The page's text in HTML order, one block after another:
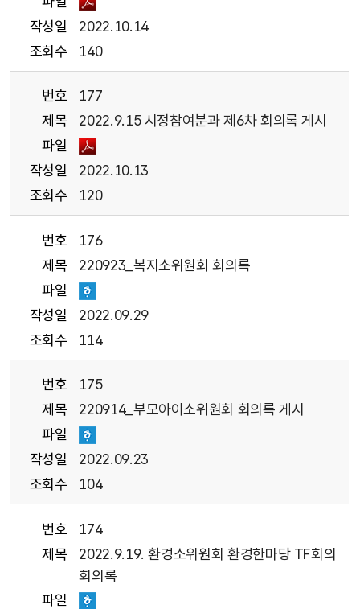
작성일
2022.10.14
조회수
140
번호
177
제목
2022.9.15 시정참여분과 제6차 회의록 게시
파일
작성일
2022.10.13
조회수
120
번호
176
제목
220923_복지소위원회 회의록
파일
작성일
2022.09.29
조회수
114
번호
175
제목
220914_부모아이소위원회 회의록 게시
파일
작성일
2022.09.23
조회수
104
번호
174
제목
2022.9.19. 환경소위원회 환경한마당 TF회의
회의록
파일